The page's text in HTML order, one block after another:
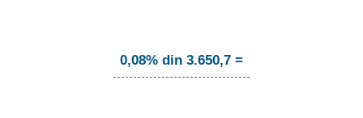
0,08% din 3.650,7 =